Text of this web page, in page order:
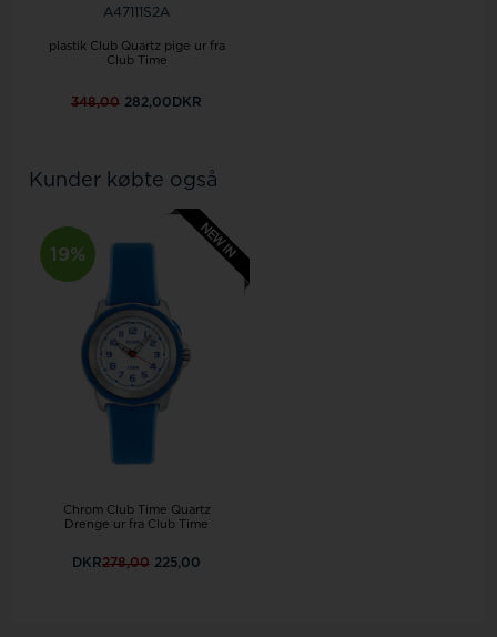
A47111S2A
plastik Club Quartz pige ur fra
Club Time
348,00 282,00DKR
Kunder købte også
19%
Chrom Club Time Quartz
Drenge ur fra Club Time
DKR278,00 225,00